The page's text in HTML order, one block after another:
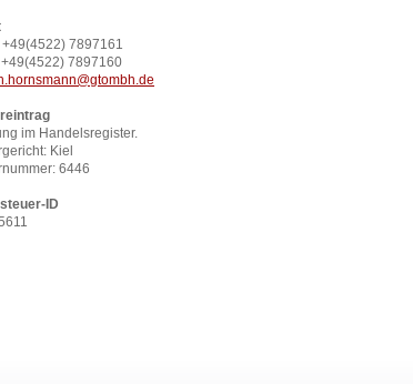
7897161
7897160
im Handelsregister.
Kiel
6446
ID